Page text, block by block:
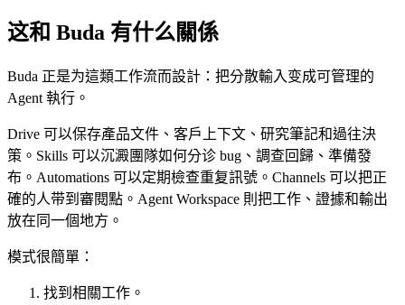
这和 Buda 有什么關係
Buda 正是为這類工作流而設計：把分散輸入变成可管理的
Agent 執行。
Drive 可以保存產品文件、客戶上下文、研究筆記和過往決
策。Skills 可以沉澱團隊如何分诊 bug、調查回歸、準備發
布。Automations 可以定期檢查重复訊號。Channels 可以把正
確的人带到審閱點。Agent Workspace 則把工作、證據和輸出
放在同一個地方。
模式很簡單：
找到相關工作。